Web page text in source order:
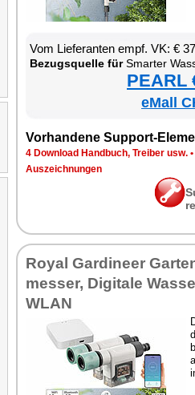
Vom Lie­fe­ran­ten empf. VK: €
Be­zugs­quel­le fürSmar­ter Was­ser­zäh­ler für
PEARL
eMall
Vor­han­de­ne Sup­port-
4 Down­load Hand­buch, Trei­ber usw. •
Aus­zeich­nun­gen
Roy­al Gar­dineer
mes­ser, Di­gi­ta­le
WLAN